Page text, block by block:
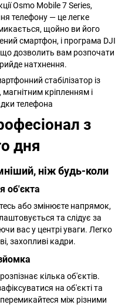
Osmo Mobile 7 Series,
телефону — це легке
щойно ви його
смартфон, і програма DJI
дозволить вам розпочати
натхнення.
з
дня
ніж будь-коли
об'єкта
або змінюєте напрямок,
та слідує за
вас у центрі уваги. Легко
захопливі кадри.
кілька об'єктів.
на об'єкті та
між різними